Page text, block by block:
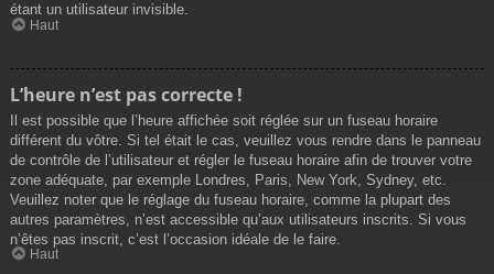
étant un utilisateur invisible.
Haut
L’heure n’est pas correcte !
Il est possible que l’heure affichée soit réglée sur un fuseau horaire
différent du vôtre. Si tel était le cas, veuillez vous rendre dans le panneau
de contrôle de l’utilisateur et régler le fuseau horaire afin de trouver votre
zone adéquate, par exemple Londres, Paris, New York, Sydney, etc.
Veuillez noter que le réglage du fuseau horaire, comme la plupart des
autres paramètres, n’est accessible qu’aux utilisateurs inscrits. Si vous
n’êtes pas inscrit, c’est l’occasion idéale de le faire.
Haut